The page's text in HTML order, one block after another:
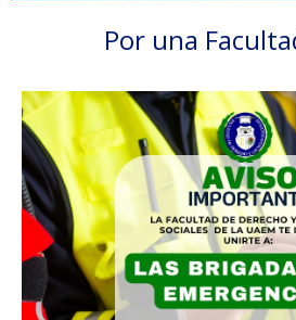
Por una